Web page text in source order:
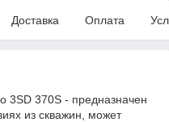
Доставка Оплата
3SD 370S - предназначен
из скважин, может